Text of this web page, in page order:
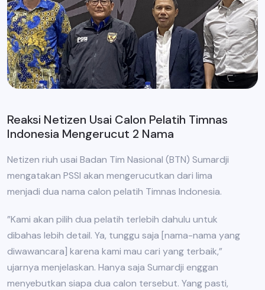
Reaksi Netizen Usai Calon Pelatih Timnas
Indonesia Mengerucut 2 Nama
Netizen riuh usai Badan Tim Nasional (BTN) Sumardji
mengatakan PSSI akan mengerucutkan dari lima
menjadi dua nama calon pelatih Timnas Indonesia.
”Kami akan pilih dua pelatih terlebih dahulu untuk
dibahas lebih detail. Ya, tunggu saja [nama-nama yang
diwawancara] karena kami mau cari yang terbaik,”
ujarnya menjelaskan. Hanya saja Sumardji enggan
menyebutkan siapa dua calon tersebut. Yang pasti,